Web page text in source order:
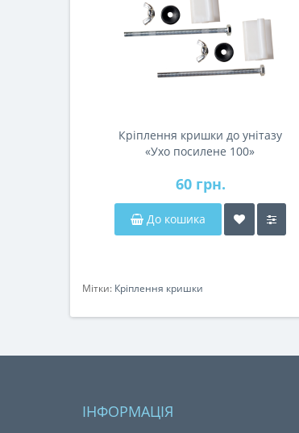
Кріплення кришки до унітазу
«Ухо посилене 100»
60 грн.
До кошика
Мітки: Кріплення кришки
ІНФОРМАЦІЯ